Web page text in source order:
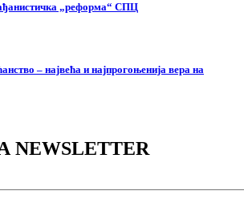
„реформа“ СПЦ
– највећа и најпрогоњенија вера на
NEWSLETTER